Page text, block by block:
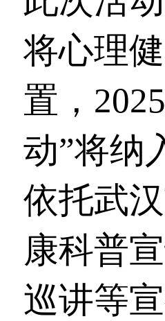
将心理
置，
动”将纳
依托武
康科普
巡讲等